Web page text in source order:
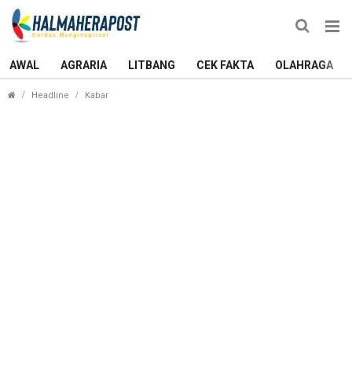
AWAL AGRARIA LITBANG CEK FAKTA OLAHRAGA
Headline Kabar